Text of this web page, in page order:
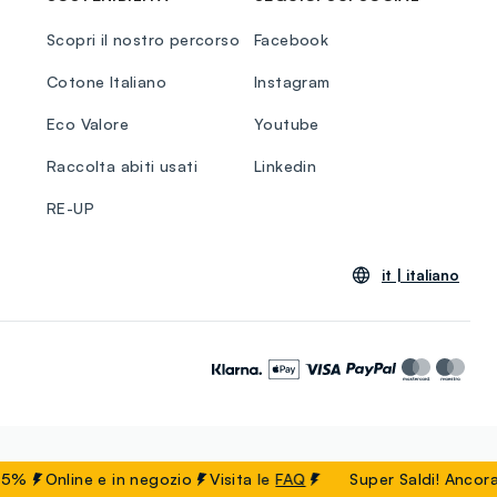
Online e in negozio Visita le FAQ Super Saldi! Ancora
Scopri il nostro percorso
Cotone Italiano
Eco Valore
Raccolta abiti usati
RE-UP
Facebook
Instagram
Youtube
Linkedin
it | italiano